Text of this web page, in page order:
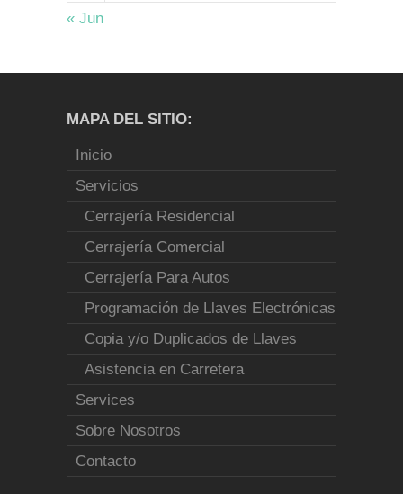
« Jun
MAPA DEL SITIO:
Inicio
Servicios
Cerrajería Residencial
Cerrajería Comercial
Cerrajería Para Autos
Programación de Llaves Electrónicas
Copia y/o Duplicados de Llaves
Asistencia en Carretera
Services
Sobre Nosotros
Contacto